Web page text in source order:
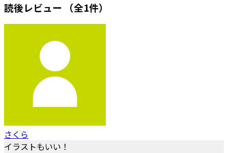
読後レビュー （全1件）
さくら
イラストもいい！